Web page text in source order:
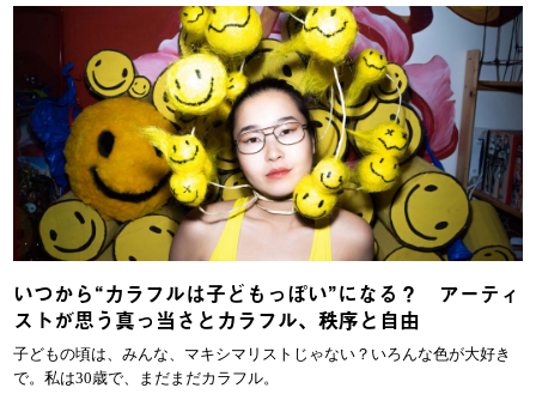
いつから“カラフルは子どもっぽい”になる？ アーティ
ストが思う真っ当さとカラフル、秩序と自由
子どもの頃は、みんな、マキシマリストじゃない？いろんな色が大好き
で。私は30歳で、まだまだカラフル。